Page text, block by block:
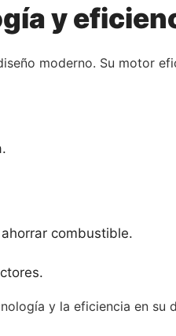
y
moderno. Su motor
combustible.
y la eficiencia en su